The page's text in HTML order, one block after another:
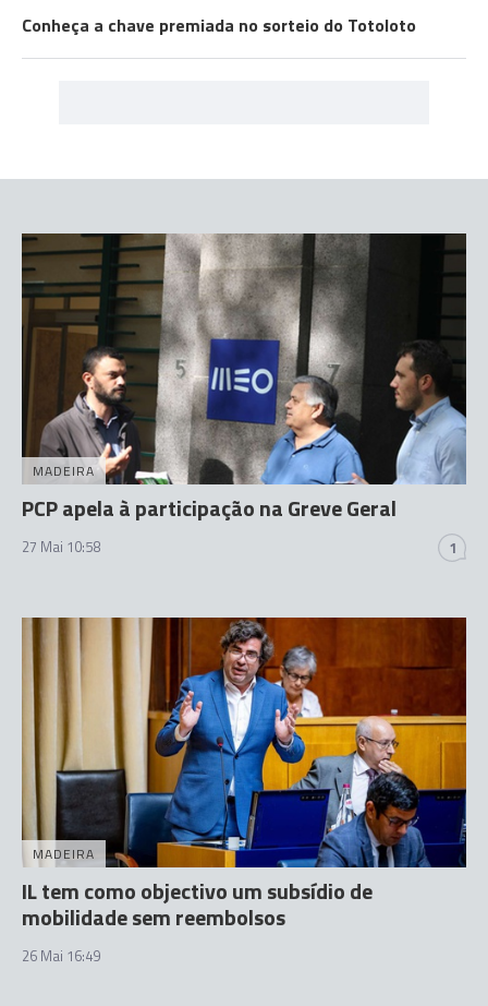
Conheça a chave premiada no sorteio do Totoloto
MADEIRA
PCP apela à participação na Greve Geral
27 Mai 10:58 1
MADEIRA
IL tem como objectivo um subsídio de
mobilidade sem reembolsos
26 Mai 16:49